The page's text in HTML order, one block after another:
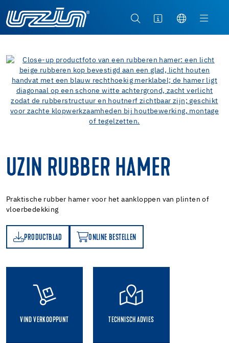
UZIN RUBBER HAMER
Praktische rubber hamer voor het aankloppen van plinten of
vloerbedekking
PRODUCTBLAD ONLINE BESTELLEN
ONLINE BESTELLEN
VIND VERKOOPPUNT TECHNISCH ADVIES